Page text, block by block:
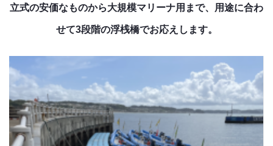
立式の安価なものから大規模マリーナ用まで、用途に合わ
せて3段階の浮桟橋でお応えします。